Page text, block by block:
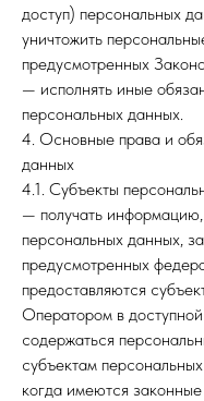
доступ) персональных
уничтожить
предусмотренных
— исполнять иные
персональных данных.
4. Основные права и
данных
4.1. Субъекты
— получать
персональных данных,
предусмотренных
предоставляются
Оператором в
содержаться
субъектам
когда имеются